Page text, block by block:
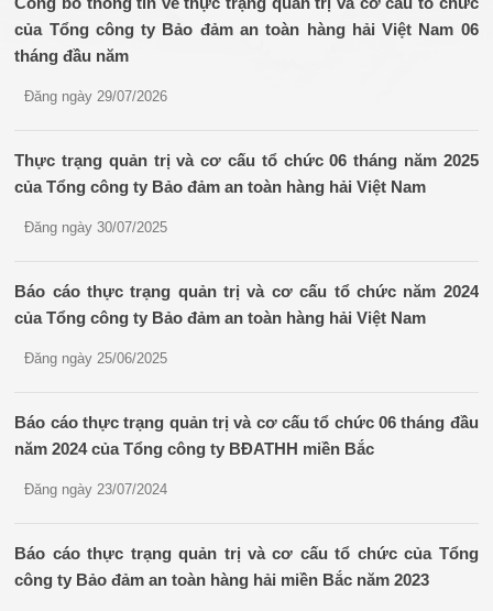
của Tổng công ty Bảo đảm an toàn hàng hải Việt Nam 06
tháng đầu năm
Đăng ngày 29/07/2026
Thực trạng quản trị và cơ cấu tổ chức 06 tháng năm 2025
của Tổng công ty Bảo đảm an toàn hàng hải Việt Nam
Đăng ngày 30/07/2025
Báo cáo thực trạng quản trị và cơ cấu tổ chức năm 2024
của Tổng công ty Bảo đảm an toàn hàng hải Việt Nam
Đăng ngày 25/06/2025
Báo cáo thực trạng quản trị và cơ cấu tổ chức 06 tháng đầu
năm 2024 của Tổng công ty BĐATHH miền Bắc
Đăng ngày 23/07/2024
Báo cáo thực trạng quản trị và cơ cấu tổ chức của Tổng
công ty Bảo đảm an toàn hàng hải miền Bắc năm 2023